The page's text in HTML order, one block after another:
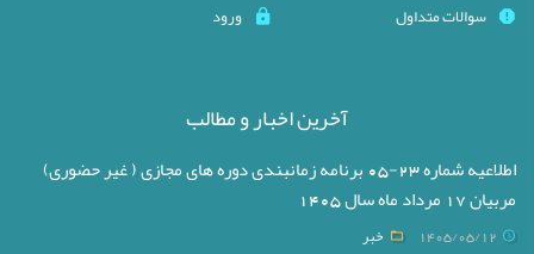
سوالات متداول
ورود
آخرین اخبار و مطالب
اطلاعیه شماره 23-05 برنامه زمانبندی دوره های مجازی ( غیر حضوری)
مربیان 17 مرداد ماه سال 1405
1405/05/12 خبر